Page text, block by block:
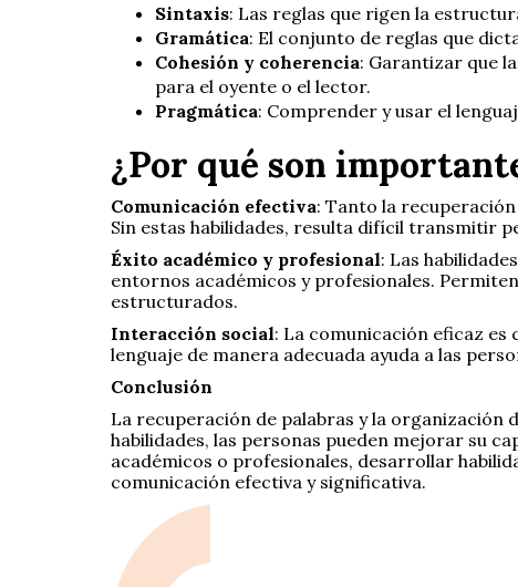
Sintaxis: Las reglas que rigen la
Gramática: El conjunto de reglas que
Cohesión y coherencia: Garantizar que
para el oyente o el lector.
Pragmática: Comprender y usar el
¿Por qué son
Comunicación efectiva: Tanto la
Sin estas habilidades, resulta difícil transmitir
Éxito académico y profesional: Las
entornos académicos y profesionales.
estructurados.
Interacción social: La comunicación eficaz
lenguaje de manera adecuada ayuda a las
Conclusión
La recuperación de palabras y la organización
habilidades, las personas pueden mejorar su
académicos o profesionales, desarrollar
comunicación efectiva y significativa.